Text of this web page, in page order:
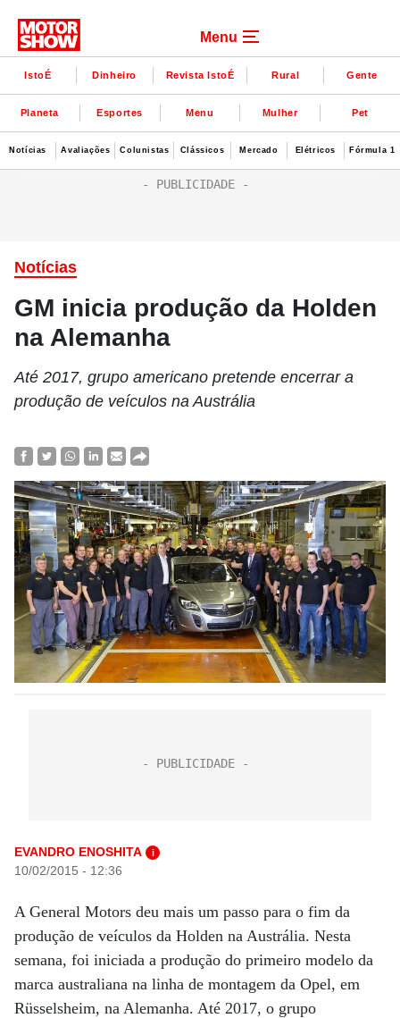
Menu
IstoÉ Dinheiro Revista IstoÉ Rural Gente
Planeta Esportes Menu Mulher Pet
Notícias Avaliações Colunistas Clássicos Mercado Elétricos Fórmula 1
Notícias
GM inicia produção da Holden
na Alemanha
Até 2017, grupo americano pretende encerrar a
produção de veículos na Austrália
EVANDRO ENOSHITA i
10/02/2015 - 12:36
A General Motors deu mais um passo para o fim da
produção de veículos da Holden na Austrália. Nesta
semana, foi iniciada a produção do primeiro modelo da
marca australiana na linha de montagem da Opel, em
Rüsselsheim, na Alemanha. Até 2017, o grupo